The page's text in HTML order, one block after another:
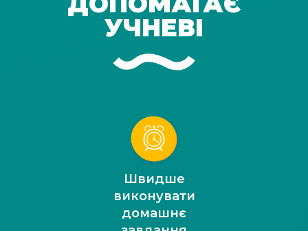
УЧНЕВІ
Швидше
виконувати
домашнє